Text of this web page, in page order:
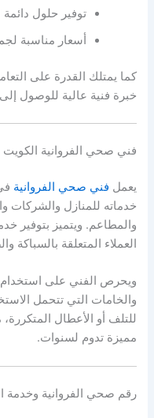
توفير حلول
أسعار مناسبة
كما يمتلك القدرة على
خبرة فنية عالية للوصول
فني صحي الفروانية الكويت
يعمل فني صحي الفروانية
خدماته للمنازل والشركات
والمطاعم. ويتميز بتوفير
العملاء المتعلقة
ويحرص الفني على استخدام
والخامات التي تتحمل
للتلف أو الأعطال
مميزة تدوم لسنوات.
رقم صحي الفروانية وخدمة